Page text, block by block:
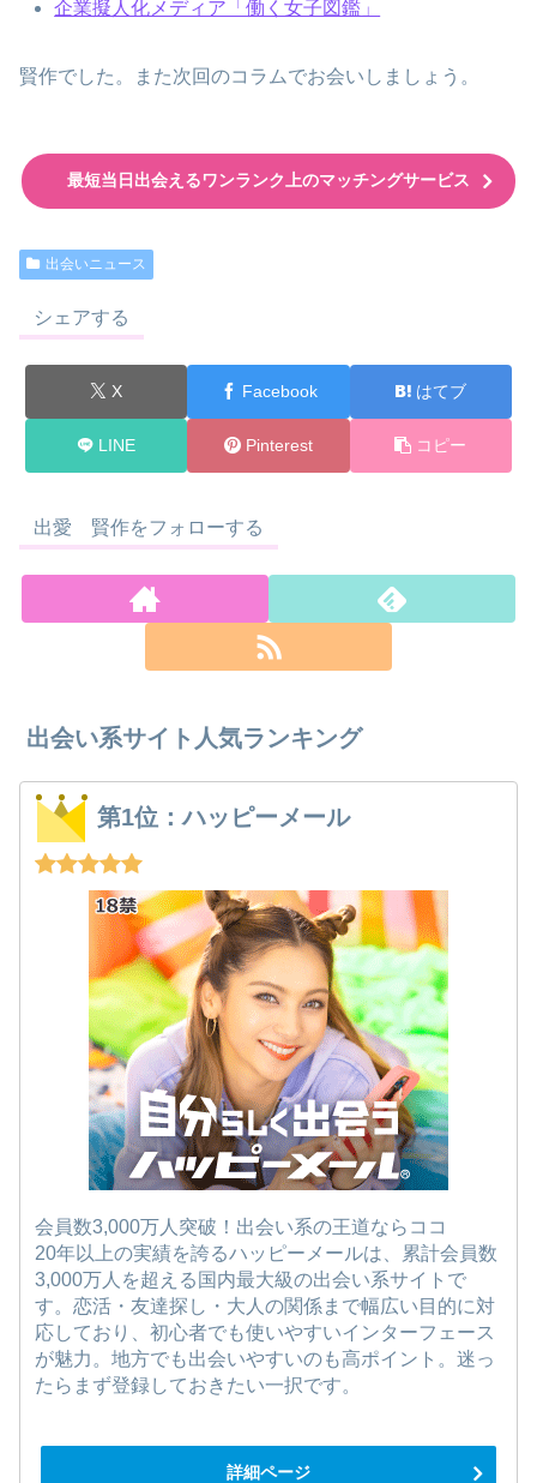
企業擬人化メディア「働く女子図鑑」
賢作でした。また次回のコラムでお会いしましょう。
最短当日出会えるワンランク上のマッチングサービス
出会いニュース
シェアする
X Facebook はてブ
LINE Pinterest コピー
出愛 賢作をフォローする
出会い系サイト人気ランキング
第1位：ハッピーメール
会員数3,000万人突破！出会い系の王道ならココ
20年以上の実績を誇るハッピーメールは、累計会員数
3,000万人を超える国内最大級の出会い系サイトで
す。恋活・友達探し・大人の関係まで幅広い目的に対
応しており、初心者でも使いやすいインターフェース
が魅力。地方でも出会いやすいのも高ポイント。迷っ
たらまず登録しておきたい一択です。
詳細ページ